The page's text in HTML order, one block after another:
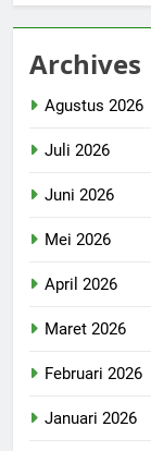
Archives
Agustus 2026
Juli 2026
Juni 2026
Mei 2026
April 2026
Maret 2026
Februari 2026
Januari 2026